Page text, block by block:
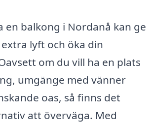
en balkong i Nordanå kan ge
lyft och öka din
om du vill ha en plats
umgänge med vänner
oas, så finns det
att överväga. Med